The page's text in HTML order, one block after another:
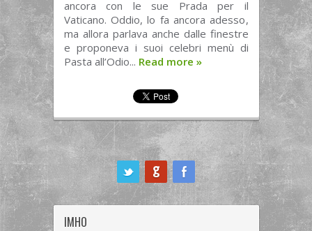
ancora con le sue Prada per il
Vaticano. Oddio, lo fa ancora adesso,
ma allora parlava anche dalle finestre
e proponeva i suoi celebri menù di
Pasta all’Odio... Read more »
IMHO